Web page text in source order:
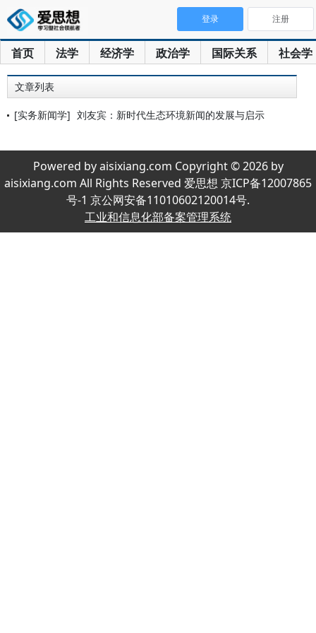
首页 法学 经济学 政治学 国际关系 社会学
登录 注册
文章列表
[实务新闻学] 刘友宾：新时代生态环境新闻的发展与启示
Powered by aisixiang.com Copyright © 2026 by
aisixiang.com All Rights Reserved 爱思想 京ICP备12007865
号-1 京公网安备11010602120014号.
工业和信息化部备案管理系统